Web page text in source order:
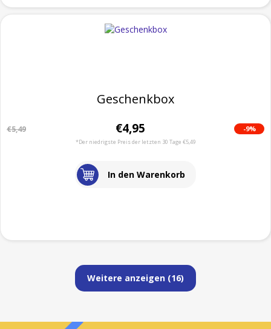
Geschenkbox
€5,49 €4,95 -9%
*Der niedrigste Preis der letzten 30 Tage €5,49
In den Warenkorb
Weitere anzeigen (16)